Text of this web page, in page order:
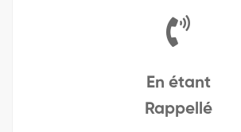
En étant
Rappellé